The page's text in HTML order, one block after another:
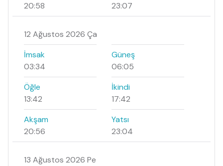
20:58
23:07
12 Ağustos 2026 Ça
İmsak
03:34
Güneş
06:05
Öğle
13:42
İkindi
17:42
Akşam
20:56
Yatsı
23:04
13 Ağustos 2026 Pe